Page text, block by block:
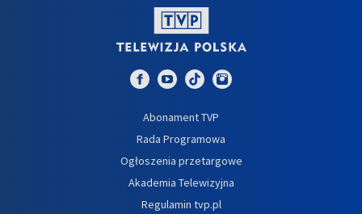
Abonament TVP
Rada Programowa
Ogłoszenia przetargowe
Akademia Telewizyjna
Regulamin tvp.pl